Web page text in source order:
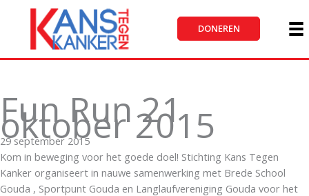
inhoud
DONEREN
Fun Run 21
oktober 2015
29 september 2015
Kom in beweging voor het goede doel! Stichting Kans Tegen
Kanker organiseert in nauwe samenwerking met Brede School
Gouda , Sportpunt Gouda en Langlaufvereniging Gouda voor het